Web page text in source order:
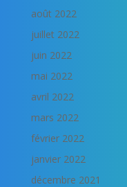
août 2022
juillet 2022
juin 2022
mai 2022
avril 2022
mars 2022
février 2022
janvier 2022
décembre 2021